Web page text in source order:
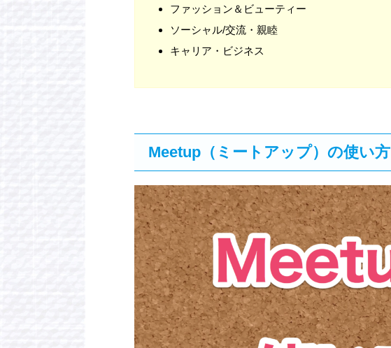
ファッション＆ビューティー
ソーシャル/交流・親睦
キャリア・ビジネス
Meetup（ミートアップ）の使い方